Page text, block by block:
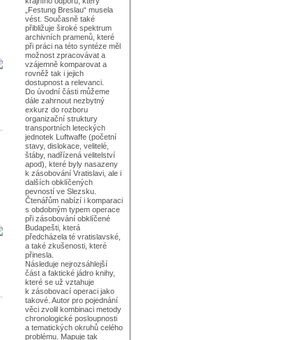
„Festung Breslau“ musela
vést. Současně také
přibližuje široké spektrum
archivních pramenů, které
při práci na této syntéze měl
možnost zpracovávat a
vzájemně komparovat a
rovněž tak i jejich
dostupnost a relevanci.
Do úvodní části můžeme
dále zahrnout nezbytný
exkurz do rozboru
organizační struktury
transportních leteckých
jednotek Luftwaffe (početní
stavy, dislokace, velitelé,
štáby, nadřízená velitelství
apod), které byly nasazeny
k zásobování Vratislavi, ale i
dalších obklíčených
pevností ve Slezsku.
Čtenářům nabízí i komparaci
s obdobným typem operace
při zásobování obklíčené
Budapešti, která
předcházela té vratislavské,
a také zkušenosti, které
přinesla.
Následuje nejrozsáhlejší
část a faktické jádro knihy,
které se už vztahuje
k zásobovací operaci jako
takové. Autor pro pojednání
věci zvolil kombinaci metody
chronologické posloupnosti
a tematických okruhů celého
problému. Mapuje tak